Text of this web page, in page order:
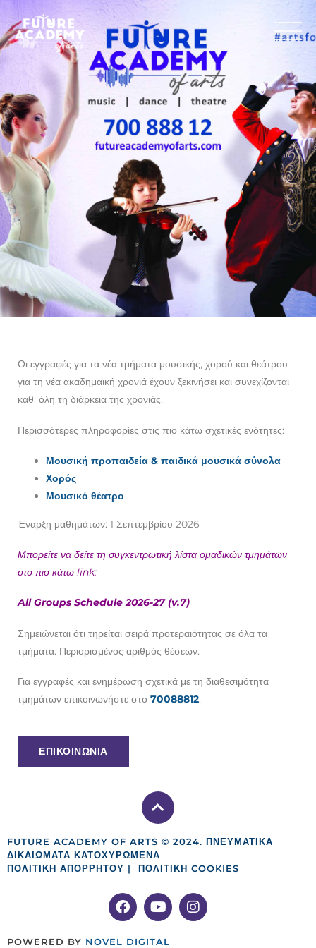
Οι εγγραφές για τα νέα τμήματα μουσικής, χορού και θεάτρου
για τη νέα ακαδημαϊκή χρονιά έχουν ξεκινήσει και συνεχίζονται
καθ’ όλη τη διάρκεια της χρονιάς.
Περισσότερες πληροφορίες στις πιο κάτω σχετικές ενότητες:
Μουσική προπαιδεία & παιδικά μουσικά σύνολα
Χορός
Μουσικό θέατρο
Έναρξη μαθημάτων: 1 Σεπτεμβρίου 2026
Μπορείτε να δείτε τη συγκεντρωτική λίστα ομαδικών τμημάτων
στο πιο κάτω link:
All Groups Schedule 2026-27 (v.7)
Σημειώνεται ότι τηρείται σειρά προτεραιότητας σε όλα τα
τμήματα. Περιορισμένος αριθμός θέσεων.
Για εγγραφές και ενημέρωση σχετικά με τη διαθεσιμότητα
τμημάτων επικοινωνήστε στο 70088812.
ΕΠΙΚΟΙΝΩΝΙΑ
FUTURE ACADEMY OF ARTS © 2024. ΠΝΕΥΜΑΤΙΚΑ
ΔΙΚΑΙΩΜΑΤΑ ΚΑΤΟΧΥΡΩΜΕΝΑ
ΠΟΛΙΤΙΚΗ ΑΠΟΡΡΗΤΟΥ | ΠΟΛΙΤΙΚΉ COOKIES
POWERED BY NOVEL DIGITAL